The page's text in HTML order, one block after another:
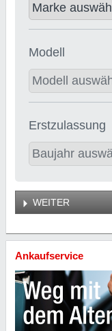
Modell
Erstzulassung
WEITER
Ankaufservice